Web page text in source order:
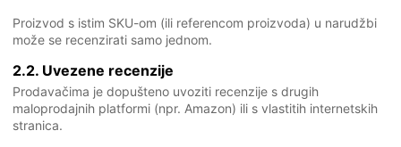
Proizvod s istim SKU-om (ili referencom proizvoda) u narudžbi
može se recenzirati samo jednom.
2.2. Uvezene recenzije
Prodavačima je dopušteno uvoziti recenzije s drugih
maloprodajnih platformi (npr. Amazon) ili s vlastitih internetskih
stranica.